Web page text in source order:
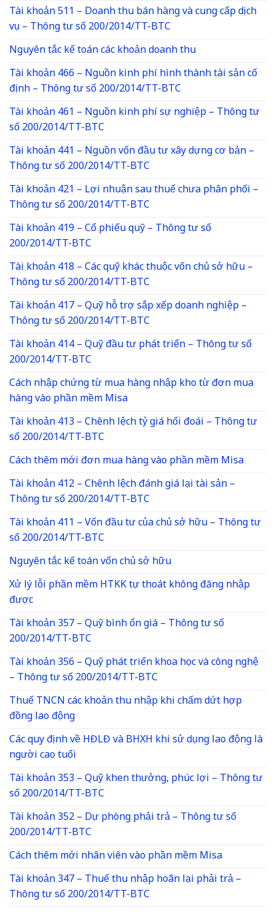
Tài khoản 511 – Doanh thu bán hàng và cung cấp dịch
vụ – Thông tư số 200/2014/TT-BTC
Nguyên tắc kế toán các khoản doanh thu
Tài khoản 466 – Nguồn kinh phí hình thành tài sản cố
định – Thông tư số 200/2014/TT-BTC
Tài khoản 461 – Nguồn kinh phí sự nghiệp – Thông tư
số 200/2014/TT-BTC
Tài khoản 441 – Nguồn vốn đầu tư xây dựng cơ bản –
Thông tư số 200/2014/TT-BTC
Tài khoản 421 – Lợi nhuận sau thuế chưa phân phối –
Thông tư số 200/2014/TT-BTC
Tài khoản 419 – Cổ phiếu quỹ – Thông tư số
200/2014/TT-BTC
Tài khoản 418 – Các quỹ khác thuộc vốn chủ sở hữu –
Thông tư số 200/2014/TT-BTC
Tài khoản 417 – Quỹ hỗ trợ sắp xếp doanh nghiệp –
Thông tư số 200/2014/TT-BTC
Tài khoản 414 – Quỹ đầu tư phát triển – Thông tư số
200/2014/TT-BTC
Cách nhập chứng từ mua hàng nhập kho từ đơn mua
hàng vào phần mềm Misa
Tài khoản 413 – Chênh lệch tỷ giá hối đoái – Thông tư
số 200/2014/TT-BTC
Cách thêm mới đơn mua hàng vào phần mềm Misa
Tài khoản 412 – Chênh lệch đánh giá lại tài sản –
Thông tư số 200/2014/TT-BTC
Tài khoản 411 – Vốn đầu tư của chủ sở hữu – Thông tư
số 200/2014/TT-BTC
Nguyên tắc kế toán vốn chủ sở hữu
Xử lý lỗi phần mềm HTKK tự thoát không đăng nhập
được
Tài khoản 357 – Quỹ bình ổn giá – Thông tư số
200/2014/TT-BTC
Tài khoản 356 – Quỹ phát triển khoa học và công nghệ
– Thông tư số 200/2014/TT-BTC
Thuế TNCN các khoản thu nhập khi chấm dứt hợp
đồng lao động
Các quy định về HĐLĐ và BHXH khi sử dụng lao động là
người cao tuổi
Tài khoản 353 – Quỹ khen thưởng, phúc lợi – Thông tư
số 200/2014/TT-BTC
Tài khoản 352 – Dự phòng phải trả – Thông tư số
200/2014/TT-BTC
Cách thêm mới nhân viên vào phần mềm Misa
Tài khoản 347 – Thuế thu nhập hoãn lại phải trả –
Thông tư số 200/2014/TT-BTC